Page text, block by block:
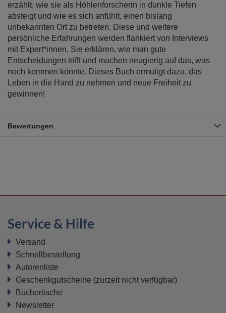
erzählt, wie sie als Höhlenforscherin in dunkle Tiefen
absteigt und wie es sich anfühlt, einen bislang
unbekannten Ort zu betreten. Diese und weitere
persönliche Erfahrungen werden flankiert von Interviews
mit Expert*innen. Sie erklären, wie man gute
Entscheidungen trifft und machen neugierig auf das, was
noch kommen könnte. Dieses Buch ermutigt dazu, das
Leben in die Hand zu nehmen und neue Freiheit zu
gewinnen!
Bewertungen
Service & Hilfe
Versand
Schnellbestellung
Autorenliste
Geschenkgutscheine (zurzeit nicht verfügbar)
Büchertische
Newsletter